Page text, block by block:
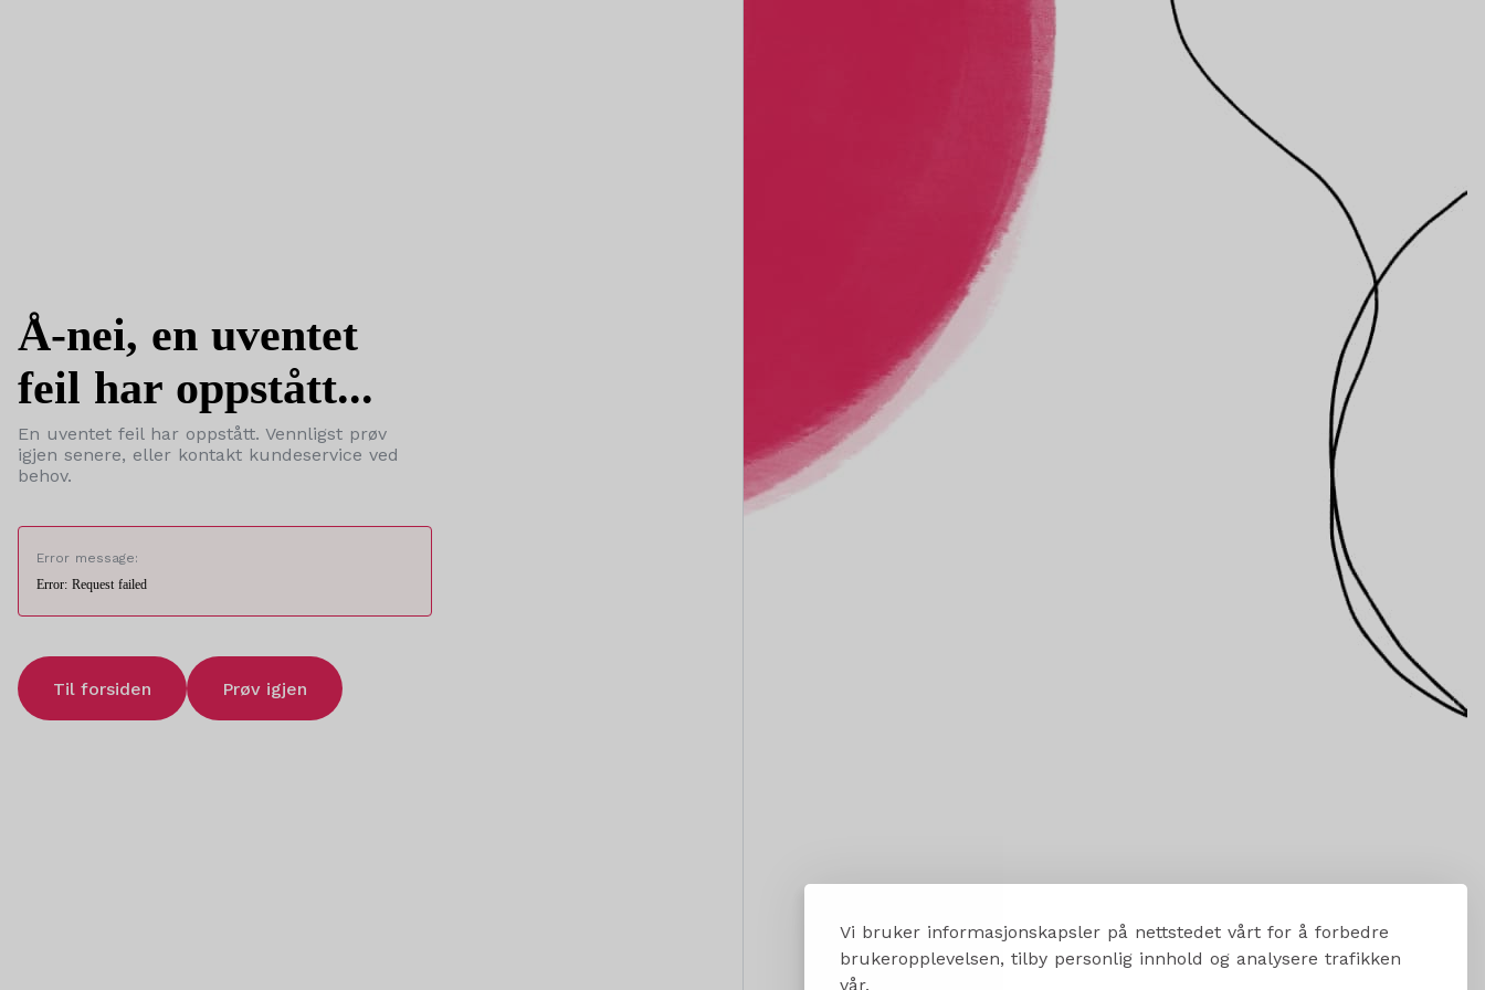
Vi bruker informasjonskapsler på nettstedet vårt for å forbedre
brukeropplevelsen, tilby personlig innhold og analysere trafikken
vår.
Å-nei, en uventet
feil har oppstått...
En uventet feil har oppstått. Vennligst prøv
igjen senere, eller kontakt kundeservice ved
behov.
Error message:
Error: Request failed
Til forsiden Prøv igjen